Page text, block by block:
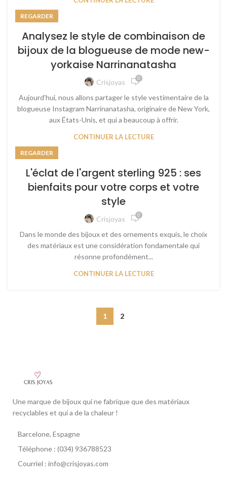
REGARDER
Analysez le style de combinaison de
bijoux de la blogueuse de mode new-
yorkaise Narrinanatasha
Crisjoyas 0
Aujourd'hui, nous allons partager le style vestimentaire de la
blogueuse Instagram Narrinanatasha, originaire de New York,
aux États-Unis, et qui a beaucoup à offrir.
CONTINUER LA LECTURE
REGARDER
L'éclat de l'argent sterling 925 : ses
bienfaits pour votre corps et votre
style
Crisjoyas 0
Dans le monde des bijoux et des ornements exquis, le choix
des matériaux est une considération fondamentale qui
résonne profondément...
CONTINUER LA LECTURE
1 2
Une marque de bijoux qui ne fabrique que des matériaux
recyclables et qui a de la chaleur !
Barcelone, Espagne
Téléphone : (034) 936788523
Courriel : info@crisjoyas.com